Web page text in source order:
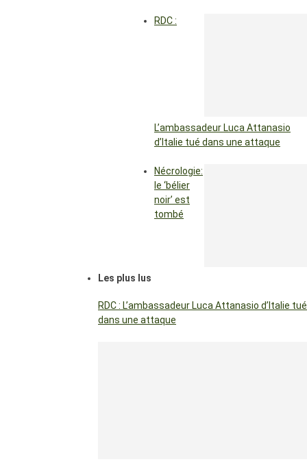
RDC :
L’ambassadeur Luca Attanasio
d’Italie tué dans une attaque
Nécrologie:
le ‘bélier
noir’ est
tombé
Les plus lus
RDC : L’ambassadeur Luca Attanasio d’Italie tué
dans une attaque